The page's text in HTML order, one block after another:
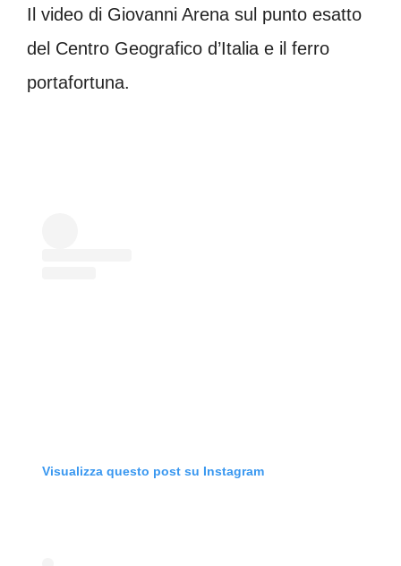
Il video di Giovanni Arena sul punto esatto
del Centro Geografico d’Italia e il ferro
portafortuna.
Visualizza questo post su Instagram